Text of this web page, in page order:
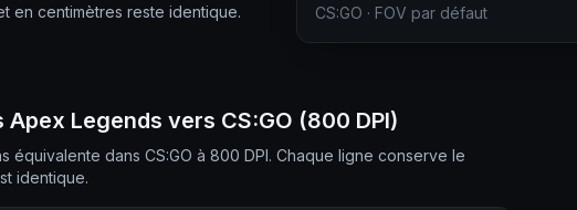
en centimètres reste identique.
CS:GO · FOV par défaut
Legends vers CS:GO (800 DPI)
dans CS:GO à 800 DPI. Chaque ligne conserve le
identique.